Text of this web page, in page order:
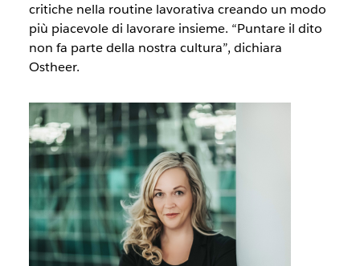
critiche nella routine lavorativa creando un modo
più piacevole di lavorare insieme. “Puntare il dito
non fa parte della nostra cultura”, dichiara
Ostheer.